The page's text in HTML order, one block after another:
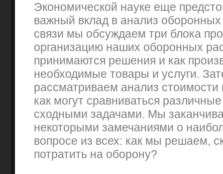
Экономической науке еще
важный вклад в анализ
связи мы обсуждаем три блока
организацию наших оборонных
принимаются решения и как
необходимые товары и услуги.
рассматриваем анализ
как могут сравниваться
сходными задачами. Мы
некоторыми замечаниями о
вопросе из всех: как мы решаем,
потратить на оборону?